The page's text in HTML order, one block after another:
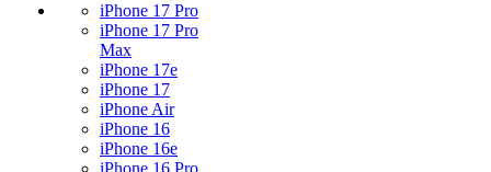
iPhone 17 Pro
iPhone 17 Pro
Max
iPhone 17e
iPhone 17
iPhone Air
iPhone 16
iPhone 16e
iPhone 16 Pro